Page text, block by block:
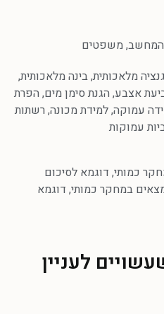
,משפטים
מלאכותית,בינה מלאכותית,
אצבע, הגנת סימן מים, הפרת
עמוקה,למידת מכונה,רשתות
עמוקות
כמותי, דוגמא לסיכום
במחקר כמותי, דוגמא
לעניין